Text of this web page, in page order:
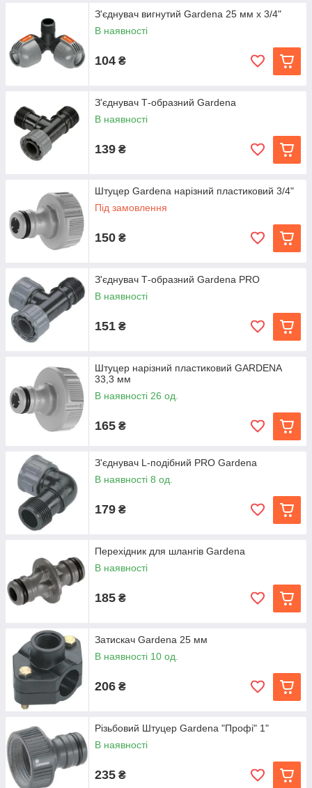
З'єднувач вигнутий Gardena 25 мм x 3/4"
В наявності
104 ₴
З'єднувач Т-образний Gardena
В наявності
139 ₴
Штуцер Gardena нарізний пластиковий 3/4"
Під замовлення
150 ₴
З'єднувач Т-образний Gardena PRO
В наявності
151 ₴
Штуцер нарізний пластиковий GARDENA
33,3 мм
В наявності 26 од.
165 ₴
З'єднувач L-подібний PRO Gardena
В наявності 8 од.
179 ₴
Перехідник для шлангів Gardena
В наявності
185 ₴
Затискач Gardena 25 мм
В наявності 10 од.
206 ₴
Різьбовий Штуцер Gardena "Профі" 1"
В наявності
235 ₴